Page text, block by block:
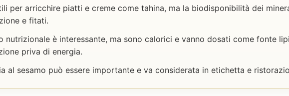
per arricchire piatti e creme come tahina, ma la biodisponibilità dei
e fitati.
nutrizionale è interessante, ma sono calorici e vanno dosati come fonte
priva di energia.
al sesamo può essere importante e va considerata in etichetta e